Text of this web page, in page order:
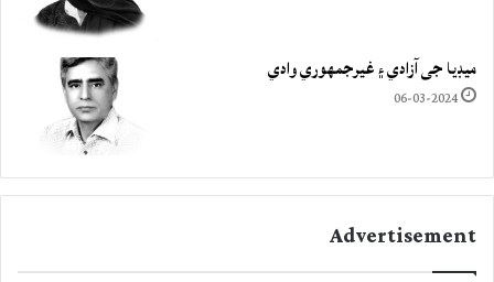
ميڊيا جي آزادي ۽ غيرجمھوري وادي
06-03-2024
Advertisement